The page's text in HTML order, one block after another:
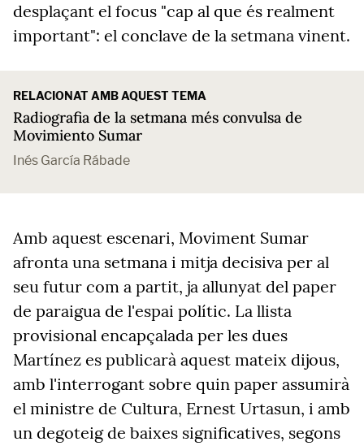
desplaçant el focus "cap al que és realment
important": el conclave de la setmana vinent.
RELACIONAT AMB AQUEST TEMA
Radiografia de la setmana més convulsa de
Movimiento Sumar
Inés García Rábade
Amb aquest escenari, Moviment Sumar
afronta una setmana i mitja decisiva per al
seu futur com a partit, ja allunyat del paper
de paraigua de l'espai polític. La llista
provisional encapçalada per les dues
Martínez es publicarà aquest mateix dijous,
amb l'interrogant sobre quin paper assumirà
el ministre de Cultura, Ernest Urtasun, i amb
un degoteig de baixes significatives, segons